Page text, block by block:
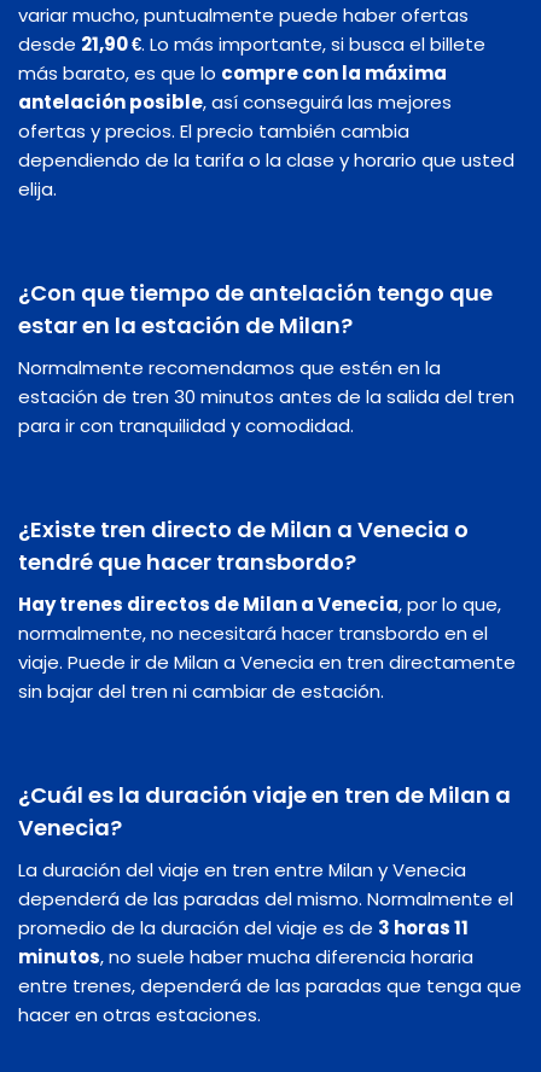
variar mucho, puntualmente puede haber ofertas
desde 21,90 €. Lo más importante, si busca el billete
más barato, es que lo compre con la máxima
antelación posible, así conseguirá las mejores
ofertas y precios. El precio también cambia
dependiendo de la tarifa o la clase y horario que usted
elija.
¿Con que tiempo de antelación tengo que
estar en la estación de Milan?
Normalmente recomendamos que estén en la
estación de tren 30 minutos antes de la salida del tren
para ir con tranquilidad y comodidad.
¿Existe tren directo de Milan a Venecia o
tendré que hacer transbordo?
Hay trenes directos de Milan a Venecia, por lo que,
normalmente, no necesitará hacer transbordo en el
viaje. Puede ir de Milan a Venecia en tren directamente
sin bajar del tren ni cambiar de estación.
¿Cuál es la duración viaje en tren de Milan a
Venecia?
La duración del viaje en tren entre Milan y Venecia
dependerá de las paradas del mismo. Normalmente el
promedio de la duración del viaje es de 3 horas 11
minutos, no suele haber mucha diferencia horaria
entre trenes, dependerá de las paradas que tenga que
hacer en otras estaciones.